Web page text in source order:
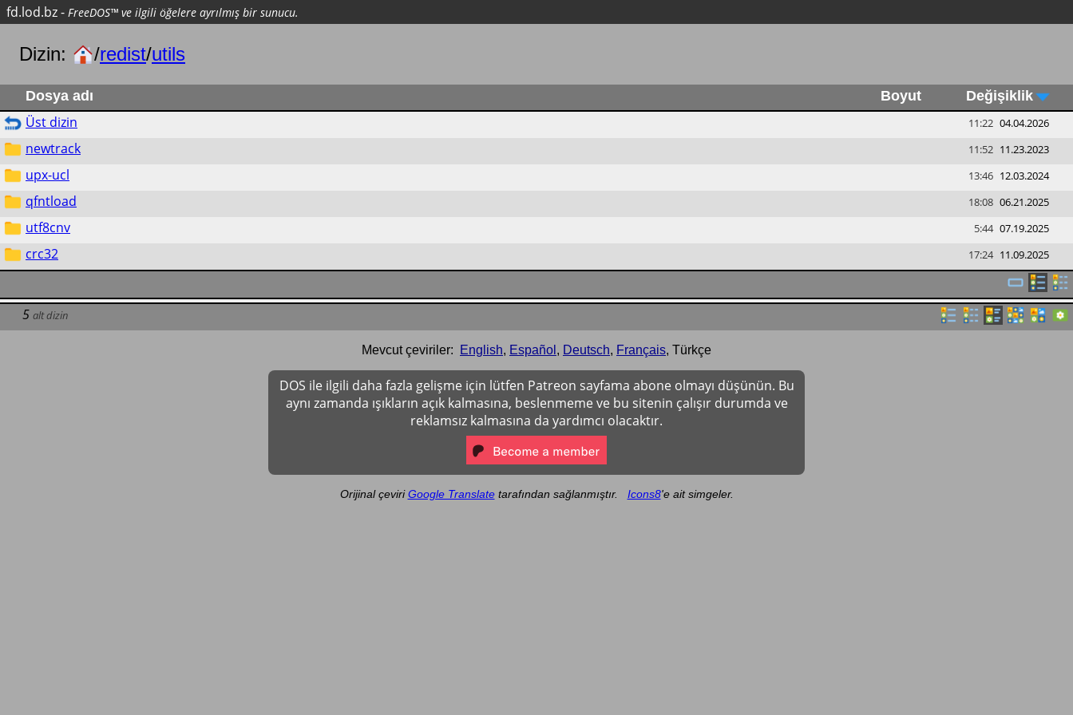
fd.lod.bz- FreeDOS™ ve ilgili öğelere ayrılmış bir sunucu.
Dizin: /redist/utils
Dosya adı Boyut Değişiklik
Üst dizin 11:22 04.04.2026
newtrack 11:52 11.23.2023
upx-ucl 13:46 12.03.2024
qfntload 18:08 06.21.2025
utf8cnv 5:44 07.19.2025
crc32 17:24 11.09.2025
5 alt dizin
Mevcut çeviriler: English, Español , Deutsch, Français, Türkçe
DOS ile ilgili daha fazla gelişme için lütfen Patreon sayfama abone olmayı düşünün. Bu
aynı zamanda ışıkların açık kalmasına, beslenmeme ve bu sitenin çalışır durumda ve
reklamsız kalmasına da yardımcı olacaktır.
Orijinal çeviriGoogle Translatetarafından sağlanmıştır. Icons8'e ait simgeler.